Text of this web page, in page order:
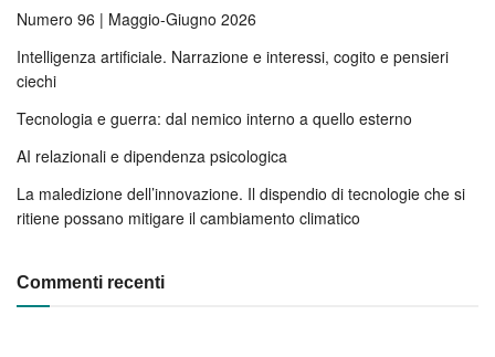
Numero 96 | Maggio-Giugno 2026
Intelligenza artificiale. Narrazione e interessi, cogito e pensieri
ciechi
Tecnologia e guerra: dal nemico interno a quello esterno
AI relazionali e dipendenza psicologica
La maledizione dell’innovazione. Il dispendio di tecnologie che si
ritiene possano mitigare il cambiamento climatico
Commenti recenti